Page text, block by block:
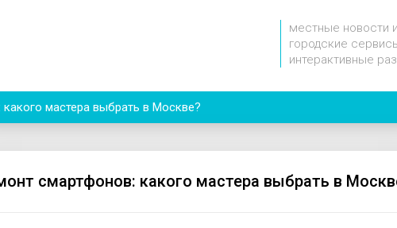
местные новости
городские
интерактивные
мастера выбрать в Москве?
смартфонов: какого мастера выбрать в